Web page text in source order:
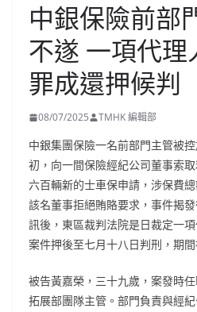
中銀保險前部
不遂 一項代理
罪成還押候判
08/07/2025 TMHK 編輯部
中銀集團保險一名前部門主管被
初，向一間保險經紀公司董事索
六百輛新的士車保申請，涉保費
該名董事拒絕賄賂要求，事件揭
訊後，東區裁判法院是日裁定一
案件押後至七月十八日判刑，期
被告黃嘉榮，三十九歲，案發時
拓展部團隊主管。部門負責與經